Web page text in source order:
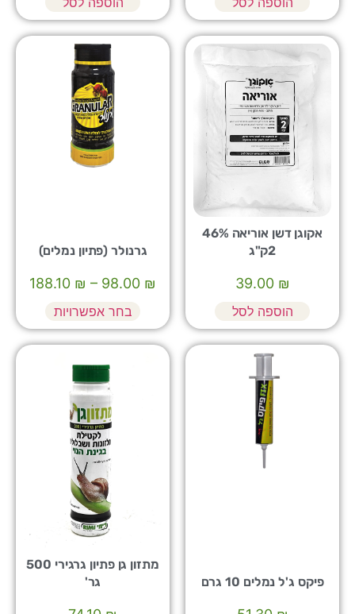
אקוגן דשן אוריאה 46%
2ק"ג
₪
39.00
הוספה לסל
גרנולר (פתיון נמלים)
₪
–
₪
בחר אפשרויות
פיקס ג'ל נמלים 10 גרם
מתזון גן פתיון גרגירי 500
גר'